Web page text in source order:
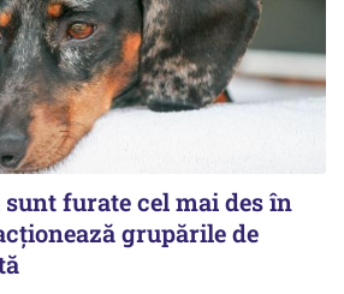
sunt furate cel mai des în
grupările de